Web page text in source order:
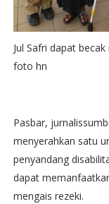
Jul Safri dapat
foto hn
Pasbar,
menyerahkan satu
penyandang
dapat
mengais rezeki.